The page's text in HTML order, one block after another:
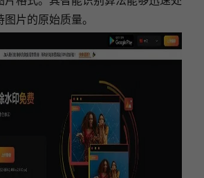
片的原始质量。